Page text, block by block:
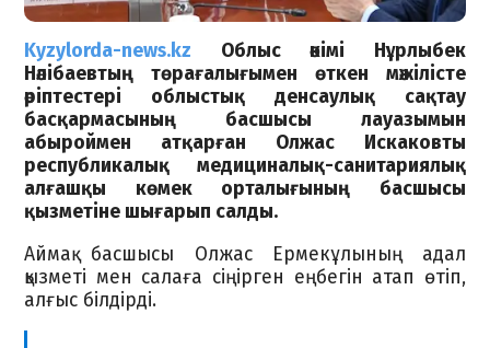
Kyzylorda-news.kz
Облыс әкімі Нұрлыбек
Нәлібаевтың төрағалығымен өткен мәжілісте
әріптестері облыстық денсаулық сақтау
басқармасының басшысы лауазымын
абыроймен атқарған Олжас Искаковты
республикалық медициналық-санитариялық
алғашқы көмек орталығының басшысы
қызметіне шығарып салды.
Аймақ басшысы Олжас Ермекұлының адал
қызметі мен салаға сіңірген еңбегін атап өтіп,
алғыс білдірді.